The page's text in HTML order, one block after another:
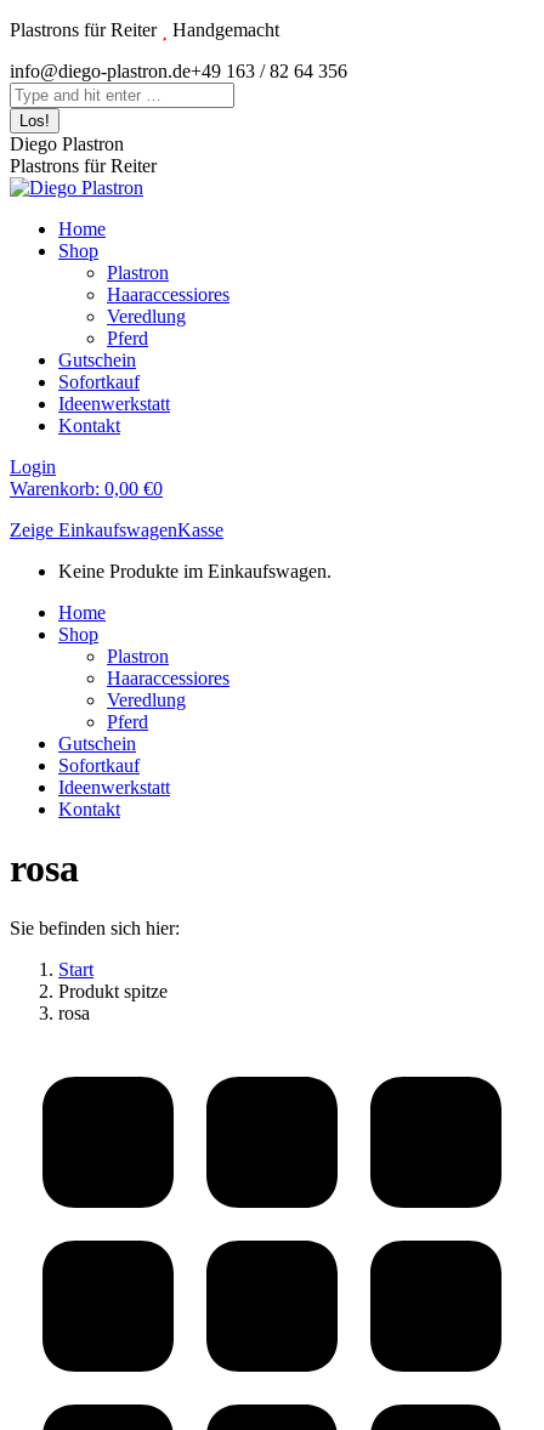
Zum
springen
Plastrons für Reiter
Handgemacht
Instagram
page
opens
in
new
window
info@diego-plastron.de+49 163 / 82 64 356
Search:
Diego Plastron
Plastrons für Reiter
Home
Shop
Plastron
Haaraccessiores
Veredlung
Pferd
Gutschein
Sofortkauf
Ideenwerkstatt
Kontakt
Login
Warenkorb: 0,00 €0
Zeige EinkaufswagenKasse
Keine Produkte im Einkaufswagen.
Home
Shop
Plastron
Haaraccessiores
Veredlung
Pferd
Gutschein
Sofortkauf
Ideenwerkstatt
Kontakt
rosa
Sie befinden sich hier:
Start
Produkt spitze
rosa